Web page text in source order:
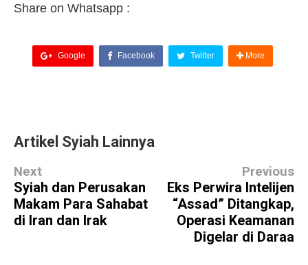
Share on Whatsapp :
Google Facebook Twitter More
Artikel Syiah Lainnya
Next
Syiah dan Perusakan
Makam Para Sahabat
di Iran dan Irak
Previous
Eks Perwira Intelijen
“Assad” Ditangkap,
Operasi Keamanan
Digelar di Daraa